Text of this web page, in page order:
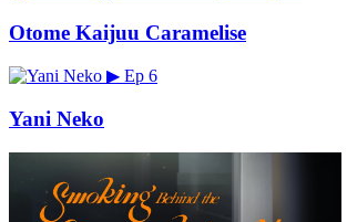
Otome Kaijuu Caramelise
▶ Ep 6
Yani Neko